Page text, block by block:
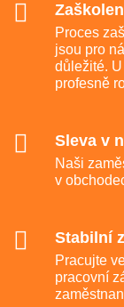
Proces
jsou pro
důležité.
profesně
Sleva v
Naši
v
Stabilní
Pracujte
pracovní